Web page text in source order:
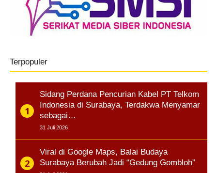
Terpopuler
Sidang Perdana Pencurian Kabel PT Telkom
Indonesia di Surabaya, Terdakwa Menyamar
sebagai…
31 Juli 2026
Viral di Google Maps, Balai Budaya
Surabaya Berubah Jadi “Gedung Gombloh”